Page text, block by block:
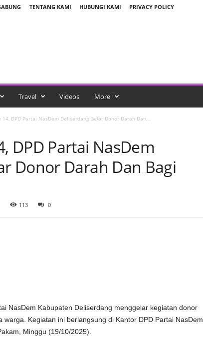
TENTANG KAMI HUBUNGI KAMI PRIVACY POLICY
Travel Videos More
14, DPD Partai NasDem Deliserdang Gelar Donor Darah Dan...
DPD Partai NasDem
Donor Darah Dan Bagi
113 0
NasDem Kabupaten Deliserdang menggelar kegiatan donor
Kegiatan ini berlangsung di Kantor DPD Partai NasDem
Minggu (19/10/2025).